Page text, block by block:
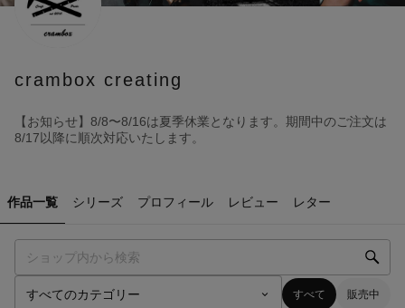
crambox creating
【お知らせ】8/8〜8/16は夏季休業となります。期間中のご注文は
8/17以降に順次対応いたします。
作品一覧 シリーズ プロフィール レビュー レター
すべて 販売中